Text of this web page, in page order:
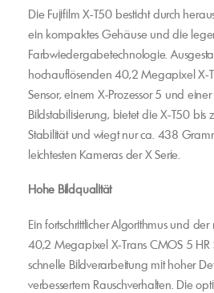
Die Fujifilm X-T50 besticht durch
ein kompaktes Gehäuse und die
Farbwiedergabetechnologie.
hochauflösenden 40,2 Megapixel X-
Sensor, einem X-Prozessor 5 und
Bildstabilisierung, bietet die X-T50 bis
Stabilität und wiegt nur ca. 438
leichtesten Kameras der X Serie.
Hohe Bildqualität
Ein fortschrittlicher Algorithmus und
40,2 Megapixel X-Trans CMOS 5 HR
schnelle Bildverarbeitung mit hoher
verbessertem Rauschverhalten. Die